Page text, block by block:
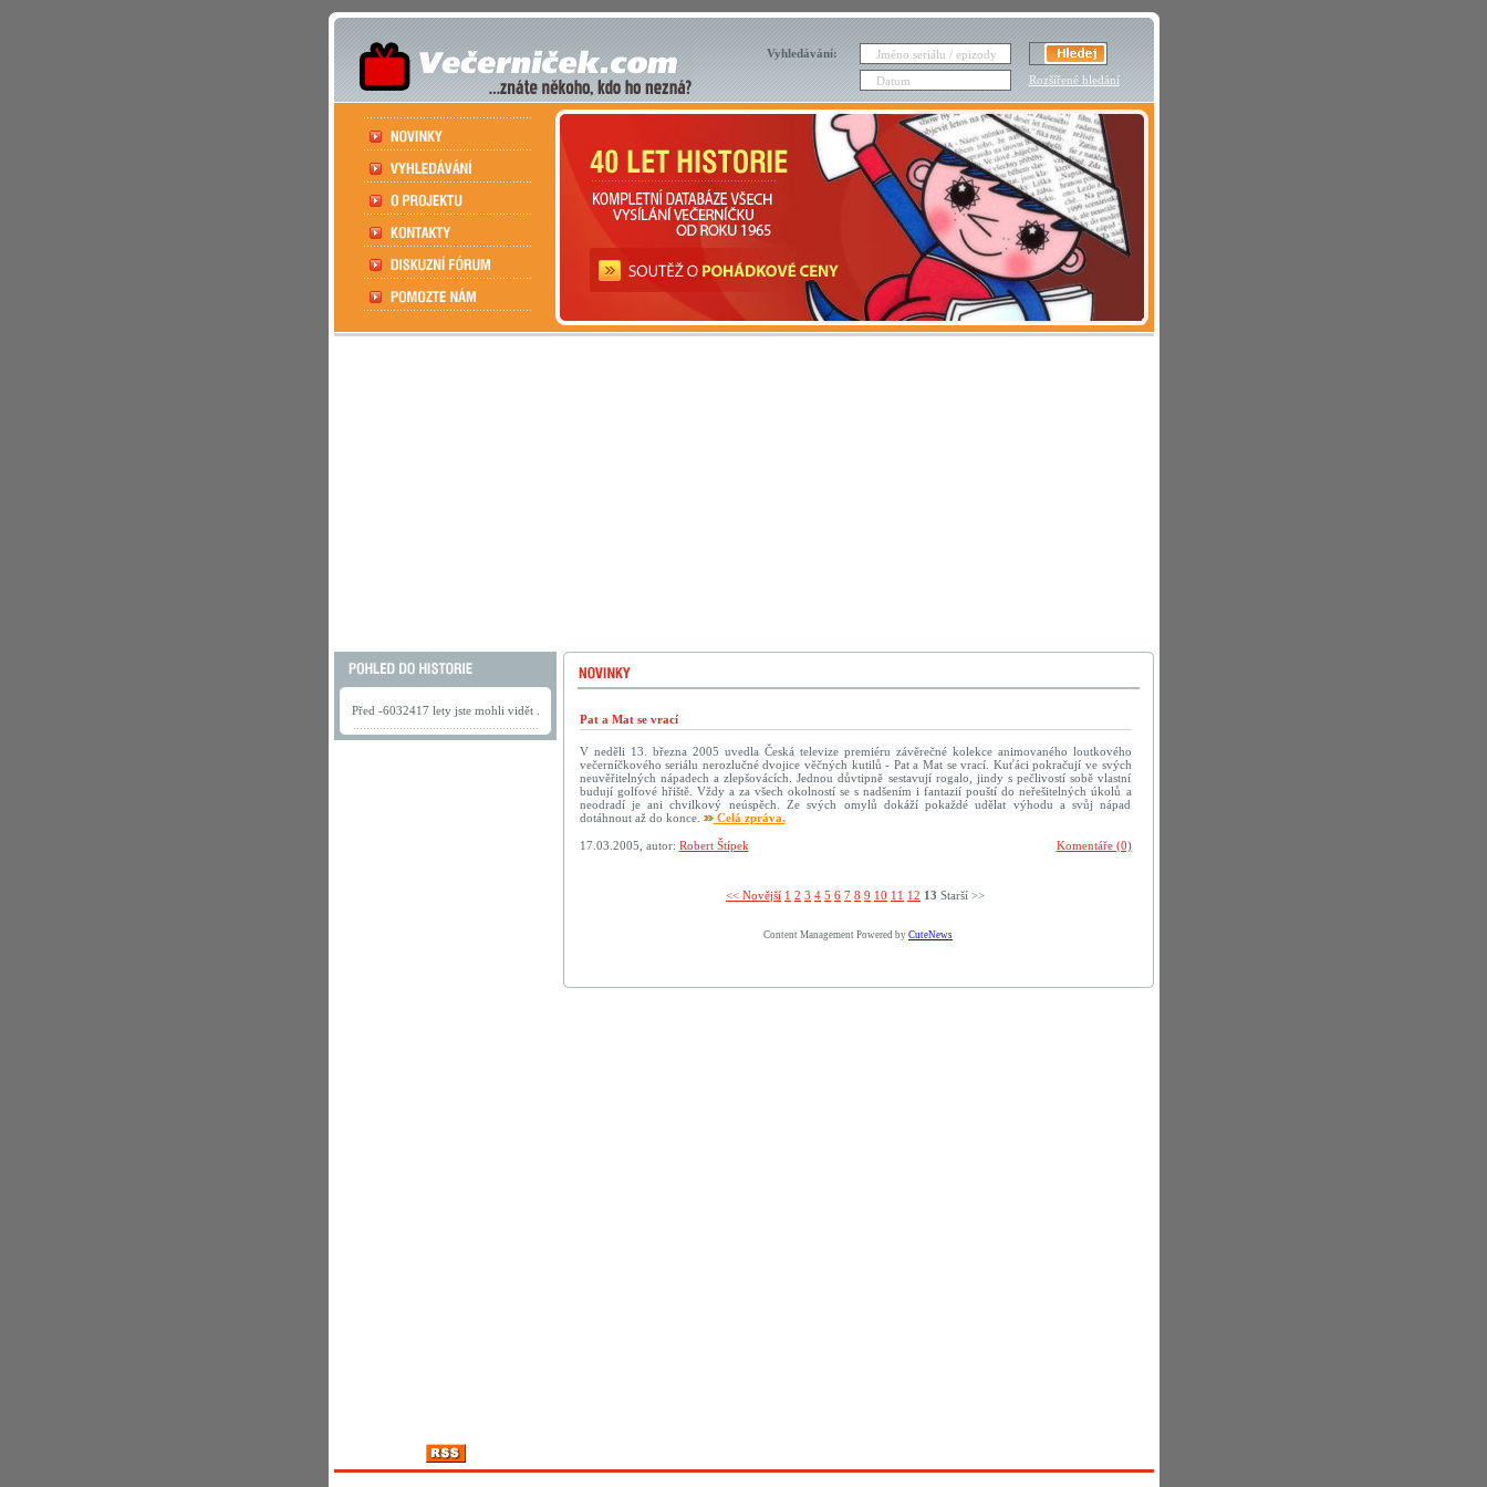
Vyhledávání:
Rozšířené hledání
Před -6032417 lety jste mohli vidět .
Pat a Mat se vrací
V neděli 13. března 2005 uvedla Česká televize premiéru závěrečné kolekce animovaného loutkového
večerníčkového seriálu nerozlučné dvojice věčných kutilů - Pat a Mat se vrací. Kuťáci pokračují ve svých
neuvěřitelných nápadech a zlepšovácích. Jednou důvtipně sestavují rogalo, jindy s pečlivostí sobě vlastní
budují golfové hřiště. Vždy a za všech okolností se s nadšením i fantazií pouští do neřešitelných úkolů a
neodradí je ani chvilkový neúspěch. Ze svých omylů dokáží pokaždé udělat výhodu a svůj nápad
dotáhnout až do konce.
Celá zpráva.
Komentáře (0)
17.03.2005, autor: Robert Štípek
<< Novější­ 1 2 3 4 5 6 7 8 9 10 11 12 13 Starší >>
Content Management Powered by CuteNews